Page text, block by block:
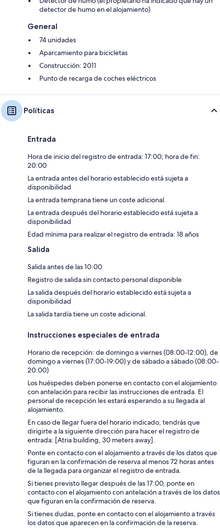
detector de humo en el alojamiento)
General
74 unidades
Aparcamiento para bicicletas
Construcción: 2011
Punto de recarga de coches eléctricos
Políticas
Entrada
Hora de inicio del registro de entrada: 17:00; hora de fin:
20:00
La entrada antes del horario establecido está sujeta a
disponibilidad
La entrada temprana tiene un coste adicional.
La entrada después del horario establecido está sujeta a
disponibilidad
Edad mínima para realizar el registro de entrada: 18 años
Salida
Salida antes de las 10:00
Registro de salida sin contacto personal disponible
La salida después del horario establecido está sujeta a
disponibilidad
La salida tardía tiene un coste adicional.
Instrucciones especiales de entrada
Horario de recepción: de domingo a viernes (08:00-12:00), de
domingo a viernes (17:00-19:00) y de sábado a sábado (08:00-
20:00)
Los huéspedes deben ponerse en contacto con el alojamiento
con antelación para recibir las instrucciones de entrada. El
personal de recepción les estará esperando a su llegada al
alojamiento.
En caso de llegar fuera del horario indicado, tendrás que
dirigirte a la siguiente dirección para hacer el registro de
entrada: [Atria building, 30 meters away].
Ponte en contacto con el alojamiento a través de los datos que
figuran en la confirmación de reserva al menos 72 horas antes
de la llegada para organizar el registro de entrada.
Si tienes previsto llegar después de las 17:00, ponte en
contacto con el alojamiento con antelación a través de los datos
que figuran en la confirmación de reserva.
Si tienes dudas, ponte en contacto con el alojamiento a través
los datos que aparecen en la confirmación de la reserva.